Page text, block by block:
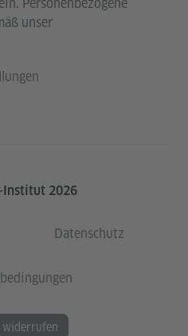
Personenbezogene
unser
2026
Datenschutz